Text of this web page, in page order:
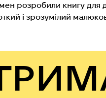
розробили книгу для
і зрозумілий